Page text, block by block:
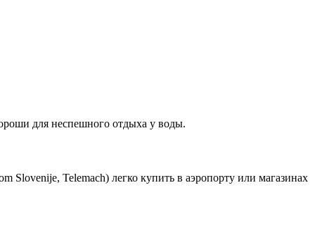
для неспешного отдыха у воды.
Telemach) легко купить в аэропорту или магазинах